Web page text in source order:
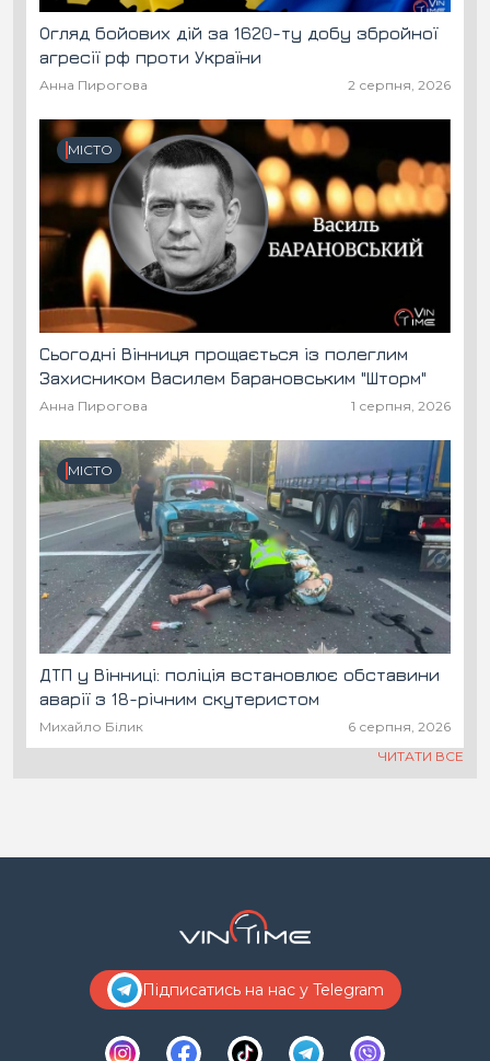
Огляд бойових дій за 1620-ту добу збройної
агресії рф проти України
Анна Пирогова 2 серпня, 2026
МІСТО
Сьогодні Вінниця прощається із полеглим
Захисником Василем Барановським "Шторм"
Анна Пирогова 1 серпня, 2026
МІСТО
ДТП у Вінниці: поліція встановлює обставини
аварії з 18-річним скутеристом
Михайло Білик
6 серпня, 2026
ЧИТАТИ ВСЕ
Підписатись на нас у Telegram